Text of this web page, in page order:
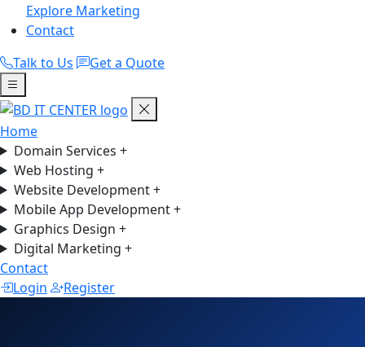
Explore Marketing
Contact
Talk to Us
Get a Quote
Home
Domain Services +
Web Hosting +
Website Development+
Mobile App Development+
Graphics Design +
Digital Marketing +
Contact
Login
Register